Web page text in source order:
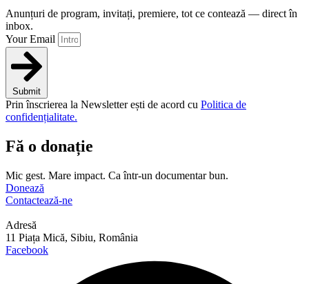
Anunțuri de program, invitați, premiere, tot ce contează — direct în
inbox.
Your Email
Submit
Prin înscrierea la Newsletter ești de acord cu Politica de
confidențialitate.
Fă o donație
Mic gest. Mare impact. Ca într-un documentar bun.
Donează
Contactează-ne
Adresă
11 Piața Mică, Sibiu, România
Facebook